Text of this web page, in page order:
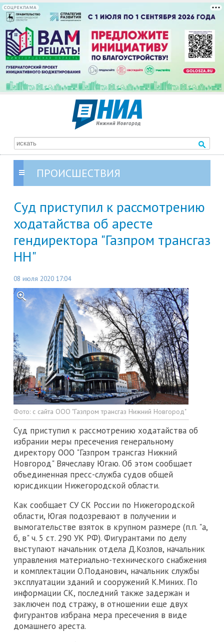
СОЦРЕКЛАМА
ПРОИСШЕСТВИЯ
Суд приступил к рассмотрению
ходатайства об аресте
гендиректора "Газпром трансгаз
НН"
08 июля 2020 17:04
Фото: с сайта ООО "Газпром трансгаз Нижний Новгород"
Суд приступил к рассмотрению ходатайства об
избрании меры пресечения генеральному
директору ООО "Газпром трансгаз Нижний
Новгород" Вячеславу Югаю. Об этом сообщает
объединенная пресс-служба судов общей
юрисдикции Нижегородской области.
Как сообщает СУ СК России по Нижегородской
области, Югая подозревают в получении и
вымогательстве взяток в крупном размере (п.п. "а,
б, в" ч. 5 ст. 290 УК РФ). Фигурантами по делу
выступают начальник отдела Д.Козлов, начальник
управления материально-технического снабжения
и комплектации О.Поданович, начальник службы
эксплуатации зданий и сооружений К.Миних. По
информации СК, последний также задержан и
заключен под стражу, в отношении еще двух
фигурантов избрана мера пресечения в виде
домашнего ареста.